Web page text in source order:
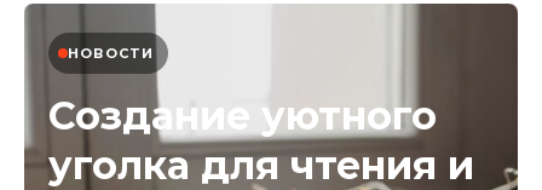
НОВОСТИ
Создание уютного
уголка для чтения и